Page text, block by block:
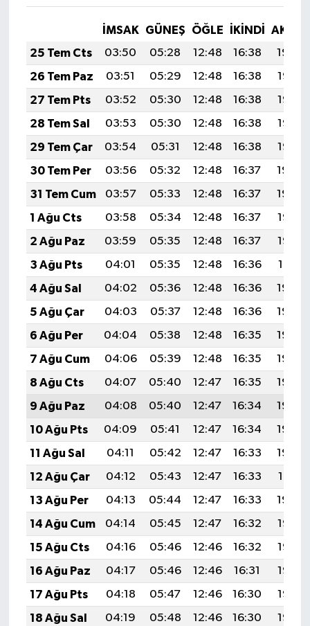
İMSAK GÜNEŞ ÖĞLE İKINDI
25 Tem Cts
03:50 05:28 12:48 16:38
19:59
26 Tem Paz
03:51 05:29 12:48 16:38
19:58
27 Tem Pts
03:52 05:30 12:48 16:38
19:57
28 Tem Sal
03:53 05:30 12:48 16:38
19:56
29 Tem Çar
03:54 05:31 12:48 16:38
19:55
30 Tem Per
03:56 05:32 12:48 16:37
19:54
31 Tem Cum
03:57 05:33 12:48 16:37
19:54
1 Ağu Cts
03:58 05:34 12:48 16:37
19:53
2 Ağu Paz
03:59 05:35 12:48 16:37
19:52
3 Ağu Pts
04:01 05:35 12:48 16:36
19:51
4 Ağu Sal
04:02 05:36 12:48 16:36
19:50
5 Ağu Çar
04:03 05:37 12:48 16:36
19:49
6 Ağu Per
04:04 05:38 12:48 16:35
19:48
7 Ağu Cum
04:06 05:39 12:48 16:35
19:46
8 Ağu Cts
04:07 05:40 12:47 16:35
19:45
9 Ağu Paz
04:08 05:40 12:47 16:34
19:44
10 Ağu Pts
04:09 05:41 12:47 16:34
19:43
11 Ağu Sal
04:11 05:42 12:47 16:33
19:42
12 Ağu Çar
04:12 05:43 12:47 16:33
19:41
13 Ağu Per
04:13 05:44 12:47 16:33
19:40
14 Ağu Cum
04:14 05:45 12:47 16:32
19:38
15 Ağu Cts
04:16 05:46 12:46 16:32
19:37
16 Ağu Paz
04:17 05:46 12:46 16:31
19:36
17 Ağu Pts
04:18 05:47 12:46 16:30
19:35
18 Ağu Sal
04:19 05:48 12:46 16:30
19:33